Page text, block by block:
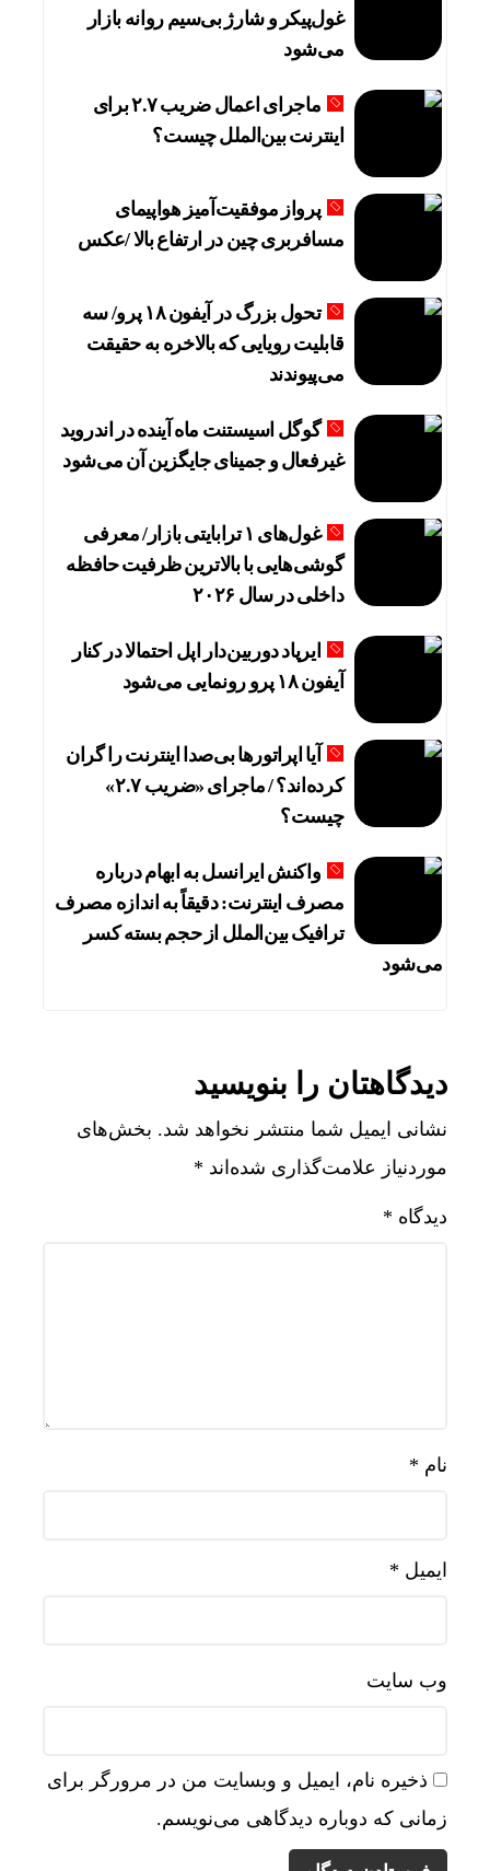
غول‌پیکر و شارژ بی‌سیم روانه بازار
می‌شود
ماجرای اعمال ضریب ۲.۷ برای
اینترنت بین‌الملل چیست؟
پرواز موفقیت‌آمیز هواپیمای
مسافربری چین در ارتفاع بالا /عکس
تحول بزرگ در آیفون ۱۸ پرو/ سه
قابلیت رویایی که بالاخره به حقیقت
می‌پیوندند
گوگل اسیستنت ماه آینده در اندروید
غیرفعال و جمینای جایگزین آن می‌شود
غول‌های ۱ ترابایتی بازار/ معرفی
گوشی‌هایی با بالاترین ظرفیت حافظه
داخلی در سال ۲۰۲۶
ایرپاد دوربین‌دار اپل احتمالا در کنار
آیفون ۱۸ پرو رونمایی می‌شود
آیا اپراتورها بی‌صدا اینترنت را گران
کرده‌اند؟ / ماجرای «ضریب ۲.۷»
چیست؟
واکنش ایرانسل به ابهام درباره
مصرف اینترنت: دقیقاً به اندازه مصرف
ترافیک بین‌الملل از حجم بسته کسر
می‌شود
دیدگاهتان را بنویسید
نشانی ایمیل شما منتشر نخواهد شد. بخش‌های
موردنیاز علامت‌گذاری شده‌اند *
دیدگاه *
نام *
ایمیل *
وب‌ سایت
ذخیره نام، ایمیل و وبسایت من در مرورگر برای
زمانی که دوباره دیدگاهی می‌نویسم.